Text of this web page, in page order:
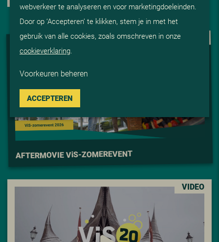
VIDEO
AFTERMOVIE ViS-ZOMEREVENT
VIDEO
webverkeer te analyseren en voor marketingdoeleinden.
Door op ‘Accepteren’ te klikken, stem je in met het
gebruik van alle cookies, zoals omschreven in onze
cookieverklaring
Voorkeuren beheren
ACCEPTEREN